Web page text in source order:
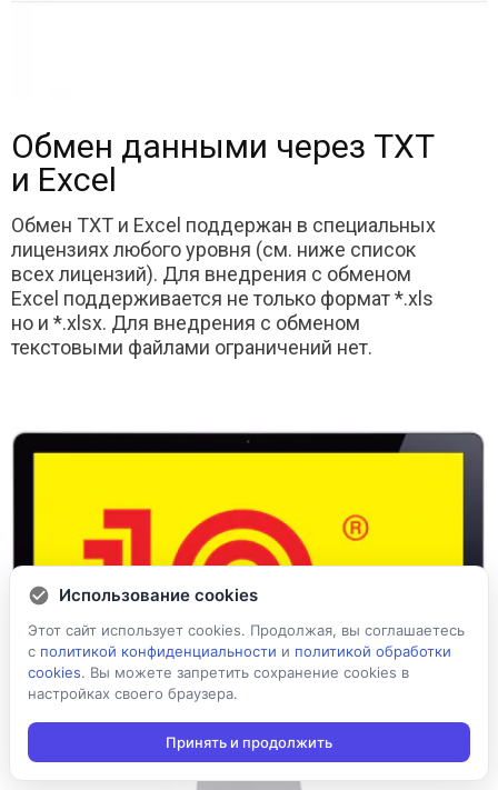
Обмен данными через TXT
и Excel
Обмен TXT и Excel поддержан в специальных
лицензиях любого уровня (см. ниже список
всех лицензий). Для внедрения с обменом
Excel поддерживается не только формат *.xls
но и *.xlsx. Для внедрения с обменом
текстовыми файлами ограничений нет.
Использование cookies
Этот сайт использует cookies. Продолжая, вы соглашаетесь
с политикой конфиденциальности и политикой обработки
cookies. Вы можете запретить сохранение cookies в
настройках своего браузера.
Принять и продолжить